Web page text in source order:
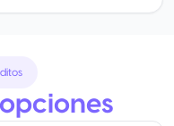
opciones